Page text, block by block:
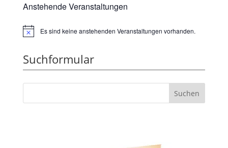
Anstehende Veranstaltungen
HinweisEs sind keine anstehenden Veranstaltungen vorhanden.
Suchformular